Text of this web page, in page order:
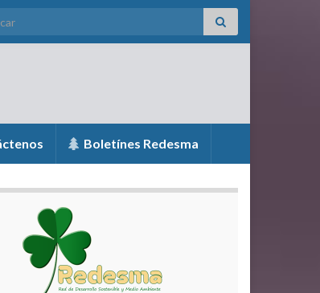
for:
Boletínes Redesma